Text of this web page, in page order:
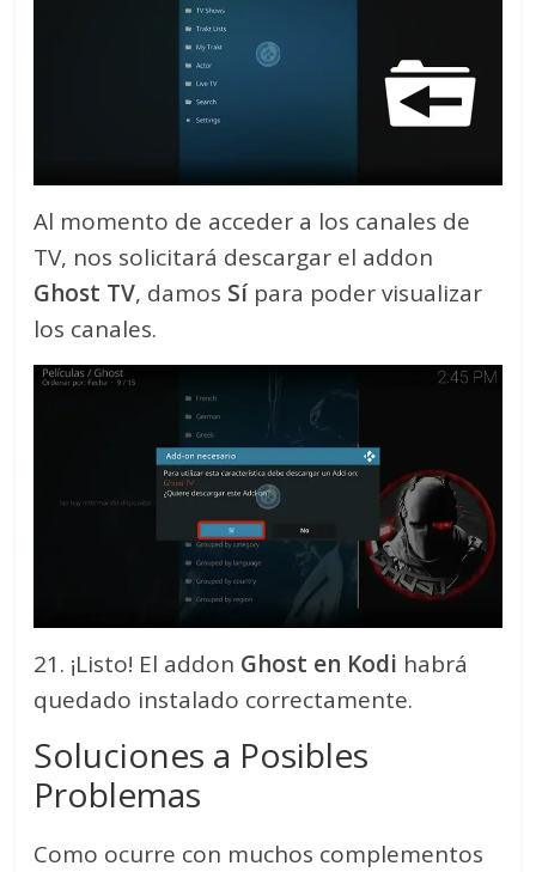
Al momento de acceder a los canales de
TV, nos solicitará descargar el addon
Ghost TV, damos Sí para poder visualizar
los canales.
21. ¡Listo! El addon Ghost en Kodi habrá
quedado instalado correctamente.
Soluciones a Posibles
Problemas
Como ocurre con muchos complementos